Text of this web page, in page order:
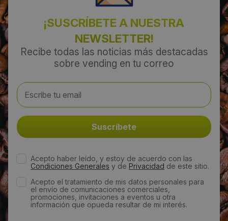
¡SUSCRÍBETE A NUESTRA
NEWSLETTER!
Recibe todas las noticias más destacadas
sobre vending en tu correo
Acepto haber leído, y estoy de acuerdo con las
Condiciones Generales y de Privacidad de este sitio.
Acepto el tratamiento de mis datos personales para
el envío de comunicaciones comerciales,
promociones, invitaciones a eventos u otra
información que opueda resultar de mi interés.